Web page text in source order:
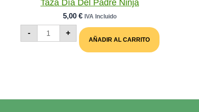
Taza Día Del Padre Ninja
5,00 € IVA Incluido
-
Taza
Día
Del
+
AÑADIR AL CARRITO